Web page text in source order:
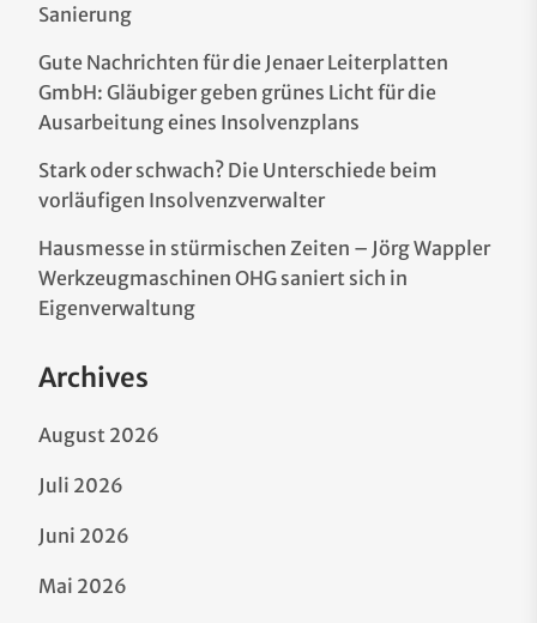
Sanierung
Gute Nachrichten für die Jenaer Leiterplatten
GmbH: Gläubiger geben grünes Licht für die
Ausarbeitung eines Insolvenzplans
Stark oder schwach? Die Unterschiede beim
vorläufigen Insolvenzverwalter
Hausmesse in stürmischen Zeiten – Jörg Wappler
Werkzeugmaschinen OHG saniert sich in
Eigenverwaltung
Archives
August 2026
Juli 2026
Juni 2026
Mai 2026